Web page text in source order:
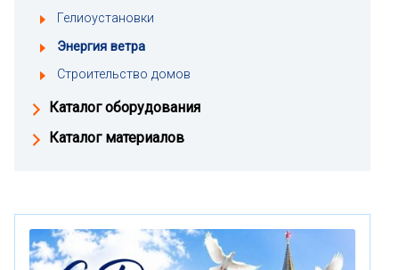
Гелиоустановки
Энергия ветра
Строительство домов
Каталог оборудования
Каталог материалов